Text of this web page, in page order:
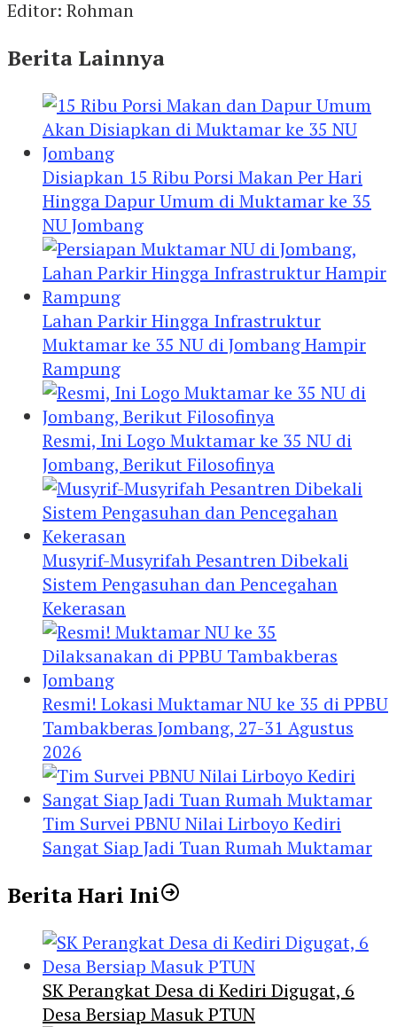
Editor: Rohman
Berita Lainnya
Disiapkan 15 Ribu Porsi Makan Per Hari
Hingga Dapur Umum di Muktamar ke 35
NU Jombang
Lahan Parkir Hingga Infrastruktur
Muktamar ke 35 NU di Jombang Hampir
Rampung
Resmi, Ini Logo Muktamar ke 35 NU di
Jombang, Berikut Filosofinya
Musyrif-Musyrifah Pesantren Dibekali
Sistem Pengasuhan dan Pencegahan
Kekerasan
Resmi! Lokasi Muktamar NU ke 35 di PPBU
Tambakberas Jombang, 27-31 Agustus
2026
Tim Survei PBNU Nilai Lirboyo Kediri
Sangat Siap Jadi Tuan Rumah Muktamar
Berita Hari Ini
SK Perangkat Desa di Kediri Digugat, 6
Desa Bersiap Masuk PTUN